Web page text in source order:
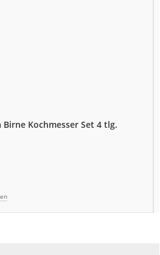
Kochmesser Set 4 tlg.